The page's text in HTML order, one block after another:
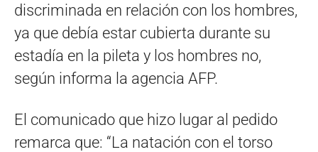
discriminada en relación con los hombres,
ya que debía estar cubierta durante su
estadía en la pileta y los hombres no,
según informa la agencia AFP.
El comunicado que hizo lugar al pedido
remarca que: “La natación con el torso